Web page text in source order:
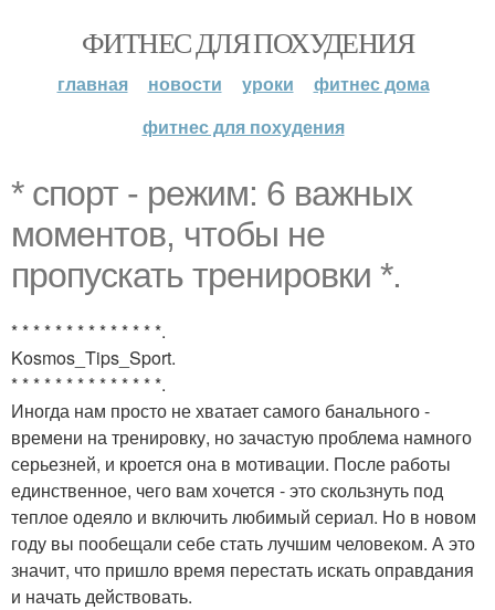
ФИТНЕС ДЛЯ ПОХУДЕНИЯ
главная новости уроки
фитнес дома
фитнес для похудения
* спорт - режим: 6 важных
моментов, чтобы не
пропускать тренировки *.
* * * * * * * * * * * * * *.
Kosmos_Tips_Sport.
* * * * * * * * * * * * * *.
Иногда нам просто не хватает самого банального -
времени на тренировку, но зачастую проблема намного
серьезней, и кроется она в мотивации. После работы
единственное, чего вам хочется - это скользнуть под
теплое одеяло и включить любимый сериал. Но в новом
году вы пообещали себе стать лучшим человеком. А это
значит, что пришло время перестать искать оправдания
и начать действовать.